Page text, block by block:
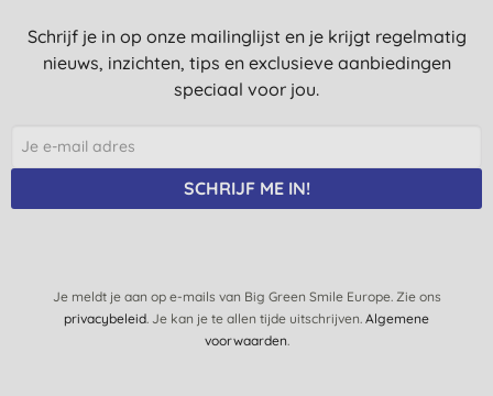
Schrijf je in op onze mailinglijst en je krijgt regelmatig
nieuws, inzichten, tips en exclusieve aanbiedingen
speciaal voor jou.
SCHRIJF ME IN!
Je meldt je aan op e-mails van Big Green Smile Europe. Zie ons
privacybeleid. Je kan je te allen tijde uitschrijven. Algemene
voorwaarden.